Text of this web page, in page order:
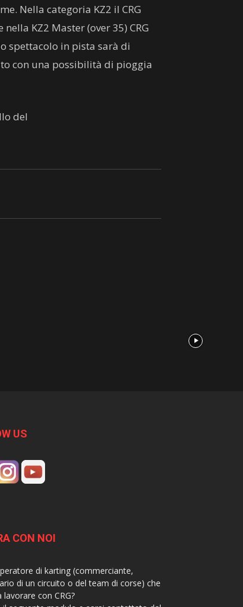
Nella categoria KZ2 il CRG
KZ2 Master (over 35) CRG
spettacolo in pista sarà di
con una possibilità di pioggia
del
US
CON NOI
di karting (commerciante,
di un circuito o del team di corse) che
lavorare con CRG?